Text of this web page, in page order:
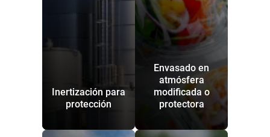
Inertización para
protección
Envasado en
atmósfera
modificada o
protectora